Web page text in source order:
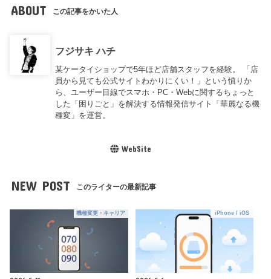
ABOUT この記事をかいた人
フジサキ ハチ
某ケータイショップで5年ほど店舗スタッフを経験。 「店
員から見ても公式サイトわかりにくい！」という憤りか
ら、ユーザー目線でスマホ・PC・Webに関するちょっと
した「困りごと」を解決する情報発信サイト「華麗なる機
種変」を運営。
WebSite
NEW POST このライターの最新記事
機種変更・キャリア iPhone / iOS